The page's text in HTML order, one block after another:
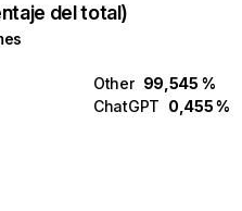
del total)
Other 99,545 %
ChatGPT 0,455 %